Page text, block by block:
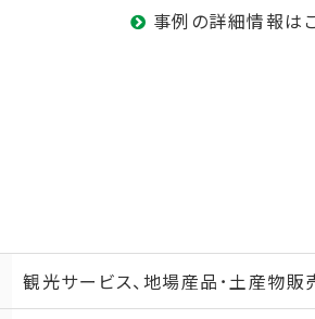
事例の詳細情報は
観光サービス、地場産品･土産物販